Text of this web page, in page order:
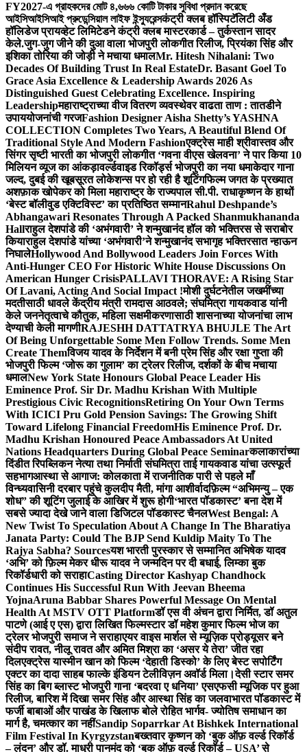
FY2027-এ গ্রাহকদের মোট ৪,৬৬৬ কোটি টাকার সুবিধা প্রদান করেছে
আইসিআইসিআই প্রুডেন্সিয়াল লাইফ ইন্স্যুরেন্সकंट्री क्लब हॉस्पिटॅलिटी अँड
हॉलिडेज प्रायव्हेट लिमिटेडने कंट्री क्लब मास्टरकार्ड – तुर्कस्तान सादर
केले.जुग-जुग जीने की दुआ वाला भोजपुरी लोकगीत रिलीज, प्रियंका सिंह और
इशिका तोरिया की जोड़ी ने मचाया धमालMr. Hitesh Nihalani: Two
Decades Of Building Trust In Real EstateDr. Basant Goel To
Grace Asia Excellence & Leadership Awards 2026 As
Distinguished Guest Celebrating Excellence. Inspiring
Leadershipमहाराष्ट्राच्या वीज वितरण व्यवस्थेवर वाढता ताण : तातडीने
उपाययोजनांची गरजFashion Designer Aisha Shetty’s YASHNA
COLLECTION Completes Two Years, A Beautiful Blend Of
Traditional Style And Modern Fashionएक्ट्रेस माही श्रीवास्तव और
सिंगर सृष्टी भारती का भोजपुरी लोकगीत ‘गवना वीएस खेलवना’ ने पार किया 10
मिलियन व्यूज का आंकड़ावर्ल्डवाइड रिकॉर्ड्स भोजपुरी का नया धमाकेदार गाना
जल्द, दुबई की खूबसूरत लोकेशन्स पर हो रही है शूटिंगफिल्म जगत के प्रख्यात
अशफ़ाक खोपेकर को मिला महाराष्ट्र के राज्यपाल सी.पी. राधाकृष्णन के हाथों
‘बेस्ट बॉलीवुड एक्टिविस्ट’ का प्रतिष्ठित सम्मानRahul Deshpande’s
Abhangawari Resonates Through A Packed Shanmukhananda
Hallराहुल देशपांडे की ‘अभंगवारी’ ने शन्मुखानंद हॉल को भक्तिरस से सराबोर
कियाराहुल देशपांडे यांच्या ‘अभंगवारी’ने शन्मुखानंद सभागृह भक्तिरसात न्हाऊन
निघालेHollywood And Bollywood Leaders Join Forces With
Anti-Hunger CEO For Historic White House Discussions On
American Hunger CrisisPALLAVI THORAVE: A Rising Star
Of Lavani, Acting And Social Impact !मोशी दुर्घटनेतील जखमींच्या
मदतीसाठी धावले केंद्रीय मंत्री रामदास आठवले; संघमित्रा गायकवाड यांनी
केले जननेतृत्वाचे कौतुक, महिला सक्षमीकरणासाठी शासनाच्या योजनांचा लाभ
देण्याची केली मागणीRAJESHH DATTATRYA BHUJLE The Art
Of Being Unforgettable Some Men Follow Trends. Some Men
Create Themविजय यादव के निर्देशन में बनी प्रेम सिंह और रक्षा गुप्ता की
भोजपुरी फिल्म ‘जोरू का गुलाम’ का ट्रेलर रिलीज, दर्शकों के बीच मचाया
धमालNew York State Honours Global Peace Leader His
Eminence Prof. Sir Dr. Madhu Krishan With Multiple
Prestigious Civic RecognitionsRetiring On Your Own Terms
With ICICI Pru Gold Pension Savings: The Growing Shift
Toward Lifelong Financial FreedomHis Eminence Prof. Dr.
Madhu Krishan Honoured Peace Ambassadors At United
Nations Headquarters During Global Peace Seminarकलाकारांच्या
दिंडीत रिपब्लिकन नेत्या तथा निर्माती संघमित्रा ताई गायकवाड यांचा उत्स्फूर्त
सहभागआस्था से आगाज: कोलकाता में राजनीतिक पारी से पहले माँ
विन्ध्यवासिनी दरबार पहुंचे कुलदीप मैती, मांगा आशीर्वादफ़िल्म “अभिमन्यु – एक
शोध” की शूटिंग जुलाई के आखिर में शुरू होगी‘भारत पॉडकास्ट’ बना देश में
सबसे ज्यादा देखे जाने वाला डिजिटल पॉडकास्ट चैनलWest Bengal: A
New Twist To Speculation About A Change In The Bharatiya
Janata Party: Could The BJP Send Kuldip Maity To The
Rajya Sabha? Sourcesयश भारती पुरस्कार से सम्मानित अभिषेक यादव
‘अभि’ को फ़िल्म मेकर धीरू यादव ने जन्मदिन पर दी बधाई, लिम्का बुक
रिकॉर्डधारी को सराहाCasting Director Kashyap Chandhock
Continues His Successful Run With Jeevan Bheema
YojnaAruna Babbar Shares Powerful Message On Mental
Health At MSTV OTT Platformडॉ एस वी अंचन द्वारा निर्मित, डॉ अतुल
पाटणे (आई ए एस) द्वारा लिखित फिल्मस्टार डॉ महेश कुमार फिल्म भोज का
ट्रेलर भोजपुरी समाज ने सराहाएयर वाइस मार्शल से म्यूज़िक प्रोड्यूसर बने
संदीप रावत, नीलू रावत और अमित मिश्रा का ‘असर ये तेरा’ जीत रहा
दिलएक्ट्रेस यास्मीन खान को फिल्म ‘देहाती डिस्को’ के लिए बेस्ट सपोर्टिंग
एक्टर का दादा साहब फाल्के इंडियन टेलीविज़न अवॉर्ड मिला।देसी स्टार समर
सिंह का बिग ब्लास्ट भोजपुरी गाना ‘बदरवा ए धनिया’ एसएफसी म्यूजिक पर हुआ
रिलीज, बारिश में दिखा समर सिंह और आस्था सिंह का जलवाभारत पॉडकास्ट में
फर्जी बाबाओं और पाखंड के खिलाफ बोले रोहित भार्गव- ज्योतिष समाधान का
मार्ग है, चमत्कार का नहींSandip Soparrkar At Bishkek International
Film Festival In Kyrgyzstanबख्तवार कृष्णन को ‘बुक ऑफ़ वर्ल्ड रिकॉर्ड
– लंदन’ और डॉ. माधुरी पानमंद को ‘बुक ऑफ़ वर्ल्ड रिकॉर्ड – USA’ से